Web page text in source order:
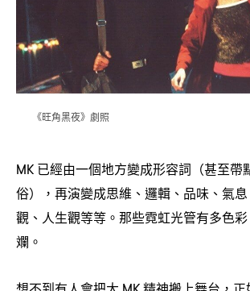
《旺角黑夜》劇照
MK 已經由一個地方變成形容詞 （甚至帶
俗）， 再演變成思維、邏輯、品味、氣
觀、人生觀等等。那些霓虹光管有多色彩
斕。